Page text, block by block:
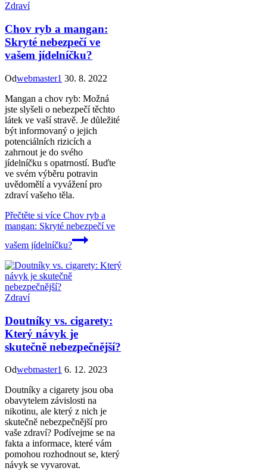
Zdraví
Chov ryb a mangan:
Skryté nebezpečí ve
vašem jídelníčku?
Odwebmaster1 30. 8. 2022
Mangan a chov ryb: Možná
jste slyšeli o nebezpečí těchto
látek ve vaší stravě. Je důležité
být informovaný o jejich
potenciálních rizicích a
zahrnout je do svého
jídelníčku s opatrností. Buďte
ve svém výběru potravin
uvědomělí a vyvážení pro
zdraví vašeho těla.
Přečtěte si více Chov ryb a
mangan: Skryté nebezpečí ve
vašem jídelníčku?
Zdraví
Doutníky vs. cigarety:
Který návyk je
skutečně nebezpečnější?
Odwebmaster1 6. 12. 2023
Doutníky a cigarety jsou oba
obavytelem závislosti na
nikotinu, ale který z nich je
skutečně nebezpečnější pro
vaše zdraví? Podívejme se na
fakta a informace, které vám
pomohou rozhodnout se, který
návyk se vyvarovat.